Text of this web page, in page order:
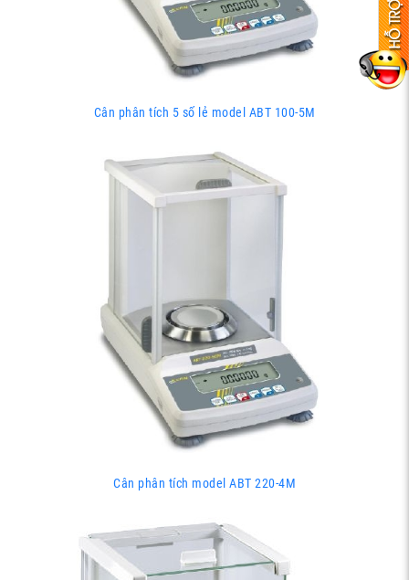
Cân phân tích 5 số lẻ model ABT 100-5M
Cân phân tích model ABT 220-4M